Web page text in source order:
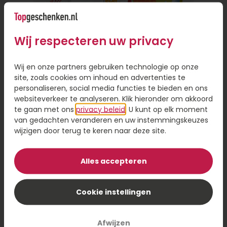
alleen gemakkelijk, want je hoeft de deur niet uit,
maar het bespaart je ook veel tijd. Je hoeft geen
te leggen als de persoon ver weg woont.
Persoonlijke touch toevoegen aan
cadeau
Online een cadeautje versturen is handig, omdat
je de keuze hebt uit een ruim assortiment en je
hoeft niet gehaast een beslissing te nemen. Even
scrollen door het assortiment en een cadeau
sturen op het moment dat voor jou uitkomt. Wil
je een cadeau bezorgen, maar wel iets
persoonlijks toevoegen? Laat je cadeau dan
cadeau. Dit geeft een persoonlijk tintje en maakt
8,95
Bestel
Wij respecteren uw privacy
Wij en onze partners gebruiken technologie op onze
site, zoals cookies om inhoud en advertenties te
personaliseren, social media functies te bieden en ons
websiteverkeer te analyseren. Klik hieronder om akkoord
te gaan met ons privacy beleid . U kunt op elk moment
van gedachten veranderen en uw instemmingskeuzes
wijzigen door terug te keren naar deze site.
Alles accepteren
Cookie instellingen
Afwijzen